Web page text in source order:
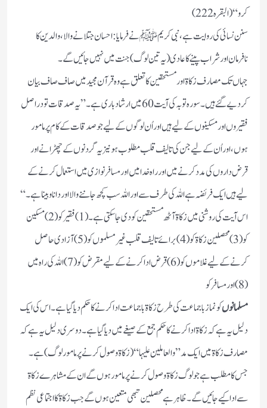
کرو“(البقرہ222)
سنن نسائی کی روایت ہے، نبی کریم ﷺ نے فرمایا: احسان جتلانے والا، والدین کا
نافرمان اور شراب پینے کا عادی (یہ تین لوگ) جنت میں نہیں جائیں گے۔
جہاں تک مصارف زکاۃ اور مستحقین کا تعلق ہے وہ قرآن مجید میں صاف صاف بیان
کردیے گئے ہیں۔سورہ توبہ کی آیت 60 میں ارشاد باری ہے۔”یہ صدقات تو دراصل
فقیروں اور مسکینوں کے لیے ہیں اور اُن لوگوں کے لیے جو صدقات کے کام پر مامور
ہوں، اور اُن کے لیے جن کی تالیف قلب مطلوب ہو نیز یہ گردنوں کے چھڑانے اور
قرض داروں کی مدد کرنے میں اور راہ خدا میں اور مسافر نوازی میں استعمال کرنے کے
لیے ہیں ایک فریضہ ہے اللہ کی طرف سے اور اللہ سب کچھ جاننے والا اور دانا و بینا ہے۔“
اس آیت کی روشنی میں زکاۃ آٹھ مستحقین کو دی جاسکتی ہے۔(1) فقیرکو(2)مسکین
کو(3)محصلین زکاۃ کو(4)برائے تالیف قلب غیر مسلموں کو(5) آزاد ی حاصل
کرنے کے لیے غلاموں کو(6) قرض ادا کرنے کے لیے مقرض کو(7) اللہ کی راہ میں
(8) اور مسافر کو
مسلمانوںکو نماز با جماعت کی طرح زکاۃباجماعت ادا کرنے کا حکم دیا گیا ہے۔اس کی ایک
دلیل یہ ہے کہ زکاۃ ادا کرنے کا حکم جمع کے صیغے میں دیا گیا ہے۔دوسری دلیل یہ ہے کہ
مصارف زکاۃ میں ایک مد”والعاملین علیہا“(زکاۃ وصول کرنے پر مامور لوگ)ہے۔
جس کا مطلب ہے جو لوگ زکاۃ وصول کرنے پر مامور ہوں گے ان کے مشاہرے زکاۃ
سے ادا کیے جائیں گے۔ظاہر ہے محصلین تبھی متعین ہوں گے جب زکاۃ کا اجتماعی نظم